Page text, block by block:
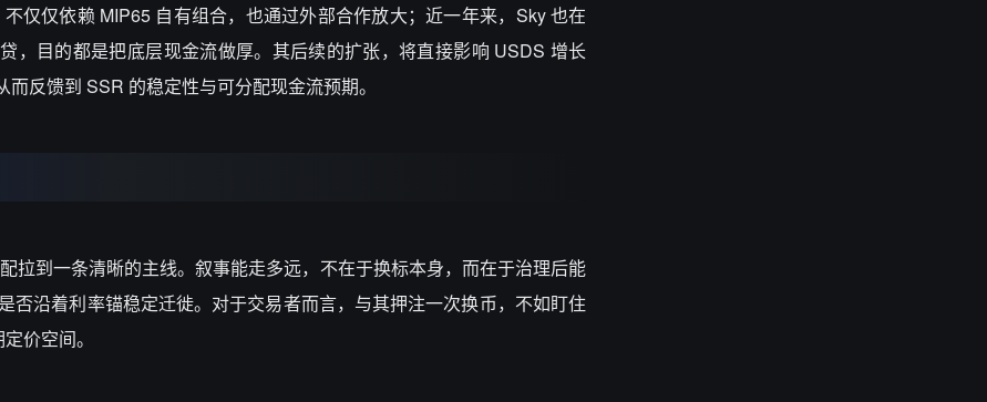
仅仅依赖 MIP65 自有组合，也通过外部合作放大；近一年来， Sky也在
，目的都是把底层现金流做厚。其后续的扩张，将直接影响 USDS 增长
而反馈到 SSR 的稳定性与可分配现金流预期。
拉到一条清晰的主线。叙事能走多远，不在于换标本身，而在于治理后能
否沿着利率锚稳定迁徙。对于交易者而言，与其押注一次换币，不如盯住
价空间。